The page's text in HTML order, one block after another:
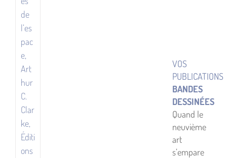
de
l’es
pac
e,
Art
hur
C.
Clar
ke,
Éditi
ons
VOS
PUBLICATIONS
BANDES
DESSINÉES
Quand le
neuvième
art
s’empare